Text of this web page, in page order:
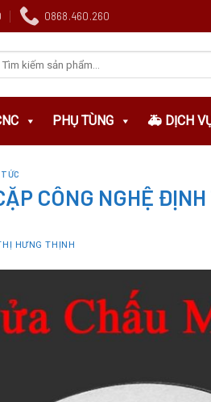
0868.460.260
PHỤ TÙNG 🚑 DỊCH
CÔNG NGHỆ
HƯNG THỊNH